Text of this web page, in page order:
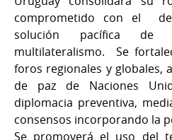
comprometido con el
solución pacífica de
multilateralismo. Se
foros regionales y globales,
de paz de Naciones
diplomacia preventiva,
consensos incorporando la
Se promoverá el uso del